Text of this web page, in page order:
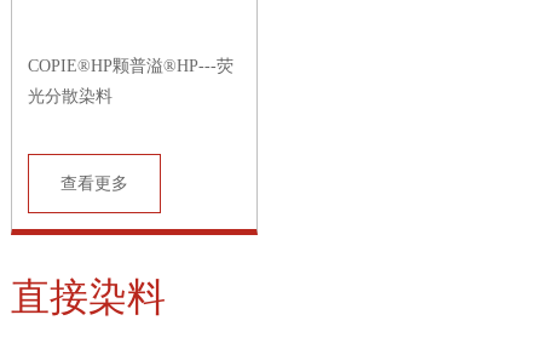
COPIE®HP颗普溢®HP---荧
光分散染料
查看更多
直接染料